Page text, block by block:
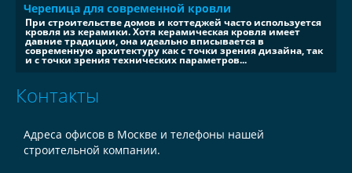
Черепица для современной кровли
При строительстве домов и коттеджей часто используется
кровля из керамики. Хотя керамическая кровля имеет
давние традиции, она идеально вписывается в
современную архитектуру как с точки зрения дизайна, так
и с точки зрения технических параметров...
Контакты
Адреса офисов в Москве и телефоны нашей
строительной компании.